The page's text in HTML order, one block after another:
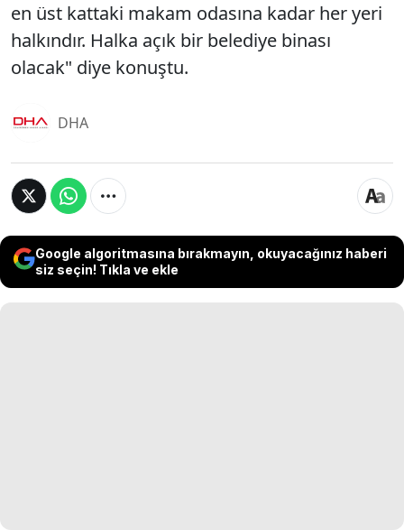
en üst kattaki makam odasına kadar her yeri
halkındır. Halka açık bir belediye binası
olacak" diye konuştu.
DHA
Google algoritmasına bırakmayın, okuyacağınız haberi
siz seçin! Tıkla ve ekle